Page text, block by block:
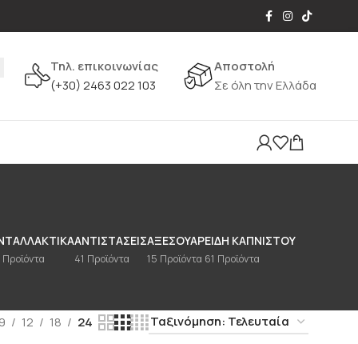
Τηλ. επικοινωνίας
(+30) 2463 022 103
Αποστολή
Σε όλη την Ελλάδα
Προϊόντα
ΑΝΤΙΣΤΆΣΕΙΣ
41 Προϊόντα
ΑΞΕΣΟΥΆΡ
15 Προϊόντα
ΕΊΔΗ ΚΑΠΝΙΣΤΟΎ
61 Προϊόντα
9 12 18 24